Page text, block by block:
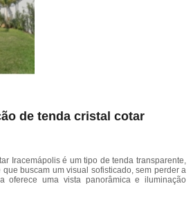
de tenda cristal cotar
Iracemápolis é um tipo de tenda transparente,
buscam um visual sofisticado, sem perder a
oferece uma vista panorâmica e iluminação